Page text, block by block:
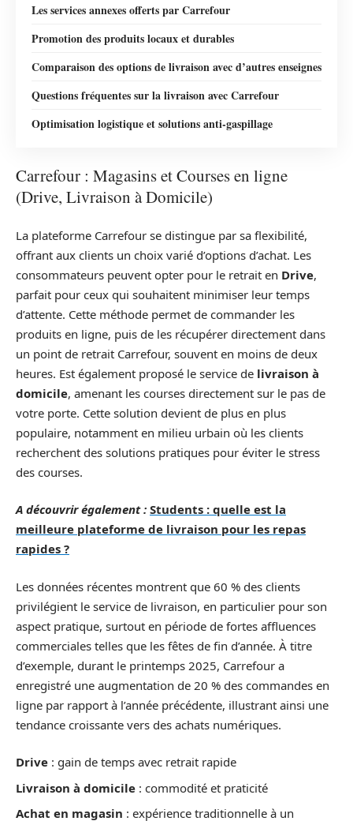
Les services annexes offerts par Carrefour
Promotion des produits locaux et durables
Comparaison des options de livraison avec d’autres enseignes
Questions fréquentes sur la livraison avec Carrefour
Optimisation logistique et solutions anti-gaspillage
Carrefour : Magasins et Courses en ligne
(Drive, Livraison à Domicile)
La plateforme Carrefour se distingue par sa flexibilité,
offrant aux clients un choix varié d’options d’achat. Les
consommateurs peuvent opter pour le retrait en Drive,
parfait pour ceux qui souhaitent minimiser leur temps
d’attente. Cette méthode permet de commander les
produits en ligne, puis de les récupérer directement dans
un point de retrait Carrefour, souvent en moins de deux
heures. Est également proposé le service de livraison à
domicile, amenant les courses directement sur le pas de
votre porte. Cette solution devient de plus en plus
populaire, notamment en milieu urbain où les clients
recherchent des solutions pratiques pour éviter le stress
des courses.
A découvrir également : Students : quelle est la
meilleure plateforme de livraison pour les repas
rapides ?
Les données récentes montrent que 60 % des clients
privilégient le service de livraison, en particulier pour son
aspect pratique, surtout en période de fortes affluences
commerciales telles que les fêtes de fin d’année. À titre
d’exemple, durant le printemps 2025, Carrefour a
enregistré une augmentation de 20 % des commandes en
ligne par rapport à l’année précédente, illustrant ainsi une
tendance croissante vers des achats numériques.
Drive : gain de temps avec retrait rapide
Livraison à domicile : commodité et praticité
Achat en magasin : expérience traditionnelle à un